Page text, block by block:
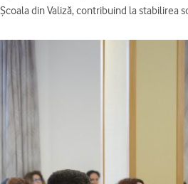
Școala din Valiză, contribuind la stabilirea